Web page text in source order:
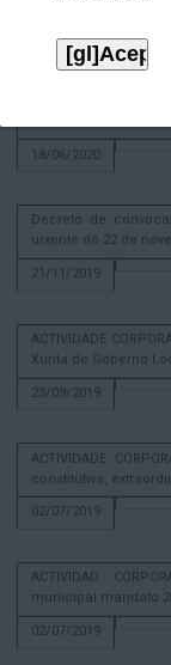
08/07/2020
18/06/2020
Decreto de
urxente do 22 de
21/11/2019
ACTIVIDADE
Xunta de Goberno
23/09/2019
ACTIVIDADE
constitutiva,
02/07/2019
ACTIVIDAD
municipal mandato
02/07/2019